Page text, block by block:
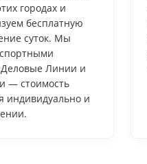
городах и
бесплатную
суток. Мы
Линии и
— стоимость
индивидуально и